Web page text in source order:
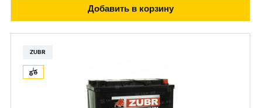
Добавить в корзину
ZUBR